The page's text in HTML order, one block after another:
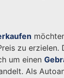
zu erzielen.
um einen
Als